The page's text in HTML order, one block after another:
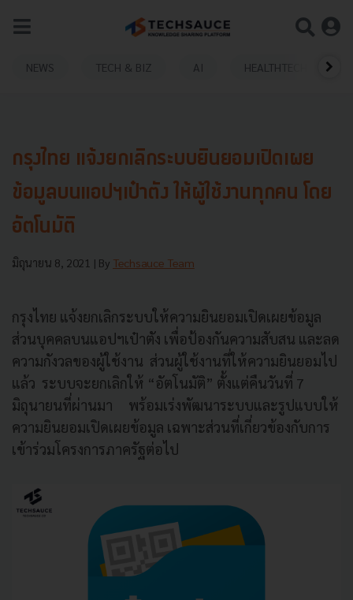
NEWS TECH & BIZ AI HEALTHTECH
กรุงไทย แจ้งยกเลิกระบบยินยอมเปิดเผย
ข้อมูลบนแอปฯเป๋าตัง ให้ผู้ใช้งานทุกคน โดย
อัตโนมัติ
มิถุนายน 8, 2021 | By Techsauce Team
กรุงไทย แจ้งยกเลิกระบบให้ความยินยอมเปิดเผยข้อมูล
ส่วนบุคคลบนแอปฯเป๋าตัง เพื่อป้องกันความสับสน และลด
ความกังวลของผู้ใช้งาน ส่วนผู้ใช้งานที่ให้ความยินยอมไป
แล้ว ระบบจะยกเลิกให้ “อัตโนมัติ” ตั้งแต่คืนวันที่ 7
มิถุนายนที่ผ่านมา พร้อมเร่งพัฒนาระบบและรูปแบบให้
ความยินยอมเปิดเผยข้อมูล เฉพาะส่วนที่เกี่ยวข้องกับการ
เข้าร่วมโครงการภาครัฐต่อไป